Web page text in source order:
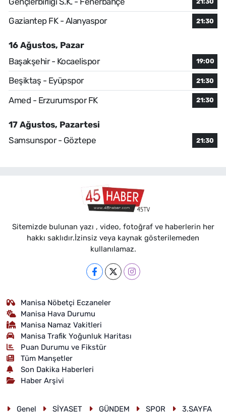
Gaziantep FK - Alanyaspor 21:30
16 Ağustos, Pazar
Başakşehir - Kocaelispor
19:00
Beşiktaş - Eyüpspor 21:30
Amed - Erzurumspor FK 21:30
17 Ağustos, Pazartesi
Samsunspor - Göztepe
21:30
Sitemizde bulunan yazı , video, fotoğraf ve haberlerin her
hakkı saklıdır.İzinsiz veya kaynak gösterilemeden
kullanılamaz.
Manisa Nöbetçi Eczaneler
Manisa Hava Durumu
Manisa Namaz Vakitleri
Manisa Trafik Yoğunluk Haritası
Puan Durumu ve Fikstür
Tüm Manşetler
Son Dakika Haberleri
Haber Arşivi
Genel SİYASET GÜNDEM SPOR 3.SAYFA